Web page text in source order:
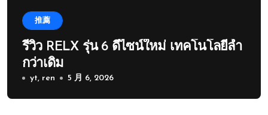
推薦
รีวิว RELX รุ่น 6 ดีไซน์ใหม่ เทคโนโลยีล้ำ
กว่าเดิม
yt, ren 5 月 6, 2026